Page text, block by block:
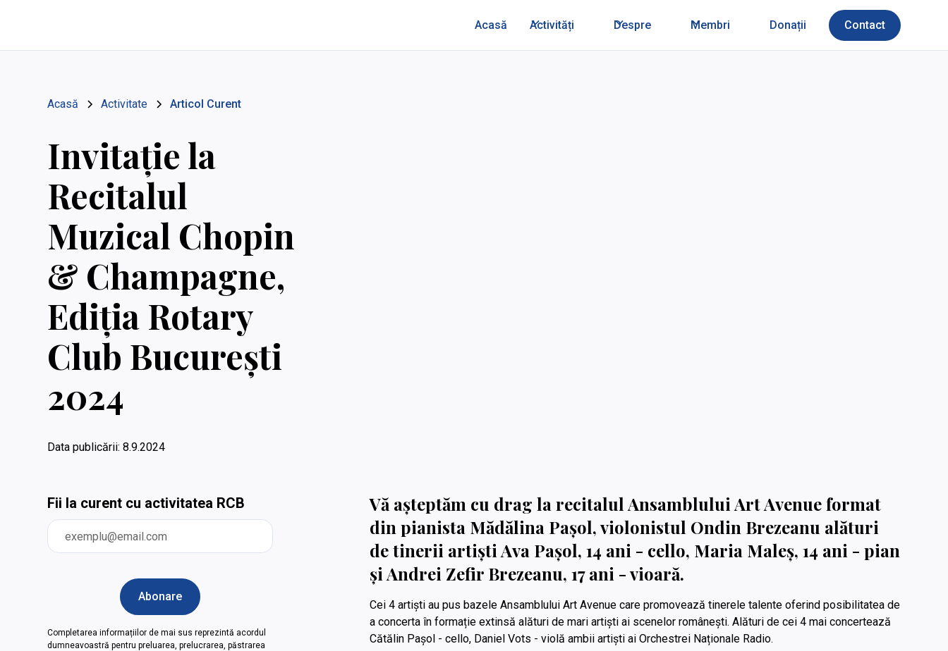
Acasă Activități Despre Membri Donații Contact
Acasă Activitate Articol Curent
Invitație la
Recitalul
Muzical Chopin
& Champagne,
Ediția Rotary
Club București
2024
Data publicării: 8.9.2024
Fii la curent cu activitatea RCB
Completarea informațiilor de mai sus reprezintă acordul
dumneavoastră pentru preluarea, prelucrarea, păstrarea
Vă așteptăm cu drag la recitalul Ansamblului Art Avenue format
din pianista Mădălina Pașol, violonistul Ondin Brezeanu alături
de tinerii artiști Ava Pașol, 14 ani - cello, Maria Maleș, 14 ani - pian
și Andrei Zefir Brezeanu, 17 ani - vioară.
Cei 4 artiști au pus bazele Ansamblului Art Avenue care promovează tinerele talente oferind posibilitatea de
a concerta în formație extinsă alături de mari artiști ai scenelor românești. Alături de cei 4 mai concertează
Cătălin Pașol - cello, Daniel Vots - violă ambii artiști ai Orchestrei Naționale Radio.